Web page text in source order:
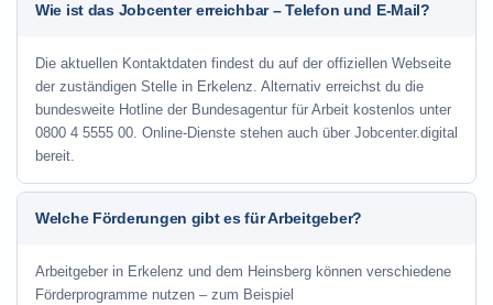
Wie ist das Jobcenter erreichbar – Telefon und E-Mail?
Die aktuellen Kontaktdaten findest du auf der offiziellen Webseite
der zuständigen Stelle in Erkelenz. Alternativ erreichst du die
bundesweite Hotline der Bundesagentur für Arbeit kostenlos unter
0800 4 5555 00. Online-Dienste stehen auch über Jobcenter.digital
bereit.
Welche Förderungen gibt es für Arbeitgeber?
Arbeitgeber in Erkelenz und dem Heinsberg können verschiedene
Förderprogramme nutzen – zum Beispiel